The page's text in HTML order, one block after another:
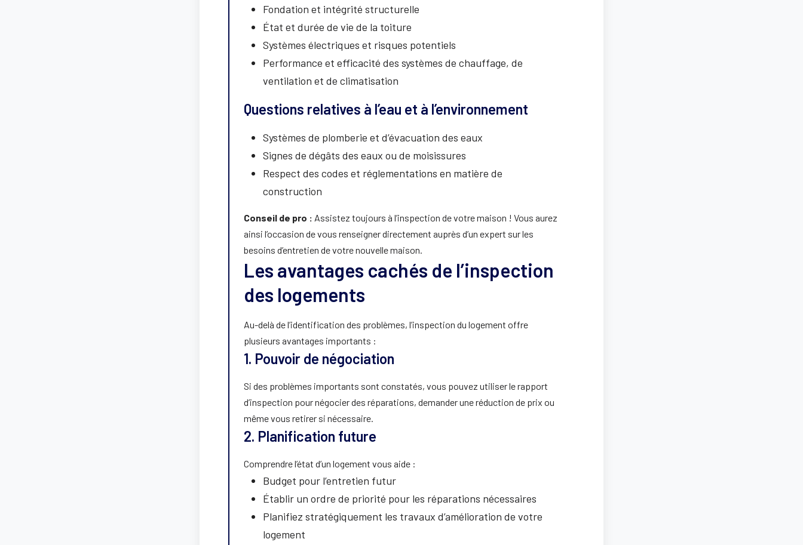
Fondation et intégrité structurelle
État et durée de vie de la toiture
Systèmes électriques et risques potentiels
Performance et efficacité des systèmes de chauffage, de
ventilation et de climatisation
Questions relatives à l’eau et à l’environnement
Systèmes de plomberie et d’évacuation des eaux
Signes de dégâts des eaux ou de moisissures
Respect des codes et réglementations en matière de
construction
Conseil de pro : Assistez toujours à l’inspection de votre maison ! Vous aurez
ainsi l’occasion de vous renseigner directement auprès d’un expert sur les
besoins d’entretien de votre nouvelle maison.
Les avantages cachés de l’inspection
des logements
Au-delà de l’identification des problèmes, l’inspection du logement offre
plusieurs avantages importants :
1. Pouvoir de négociation
Si des problèmes importants sont constatés, vous pouvez utiliser le rapport
d’inspection pour négocier des réparations, demander une réduction de prix ou
même vous retirer si nécessaire.
2. Planification future
Comprendre l’état d’un logement vous aide :
Budget pour l’entretien futur
Établir un ordre de priorité pour les réparations nécessaires
Planifiez stratégiquement les travaux d’amélioration de votre
logement